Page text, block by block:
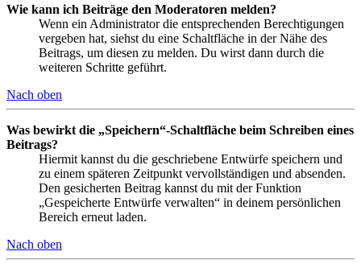
Wie kann ich Beiträge den Moderatoren melden?
Wenn ein Administrator die entsprechenden Berechtigungen
vergeben hat, siehst du eine Schaltfläche in der Nähe des
Beitrags, um diesen zu melden. Du wirst dann durch die
weiteren Schritte geführt.
Nach oben
Was bewirkt die „Speichern“-Schaltfläche beim Schreiben eines
Beitrags?
Hiermit kannst du die geschriebene Entwürfe speichern und
zu einem späteren Zeitpunkt vervollständigen und absenden.
Den gesicherten Beitrag kannst du mit der Funktion
„Gespeicherte Entwürfe verwalten“ in deinem persönlichen
Bereich erneut laden.
Nach oben